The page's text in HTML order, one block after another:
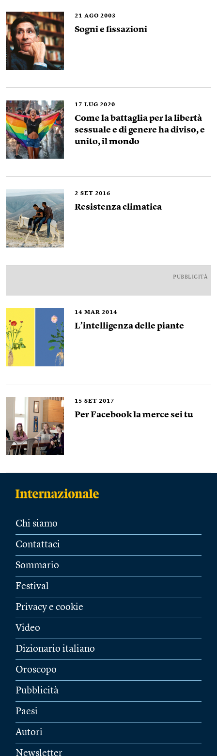
21 AGO 2003
Sogni e fissazioni
17 LUG 2020
Come la battaglia per la libertà
sessuale e di genere ha diviso, e
unito, il mondo
2 SET 2016
Resistenza climatica
PUBBLICITÀ
14 MAR 2014
L’intelligenza delle piante
15 SET 2017
Per Facebook la merce sei tu
Chi siamo
Contattaci
Sommario
Festival
Privacy e cookie
Video
Dizionario italiano
Oroscopo
Pubblicità
Paesi
Autori
Newsletter